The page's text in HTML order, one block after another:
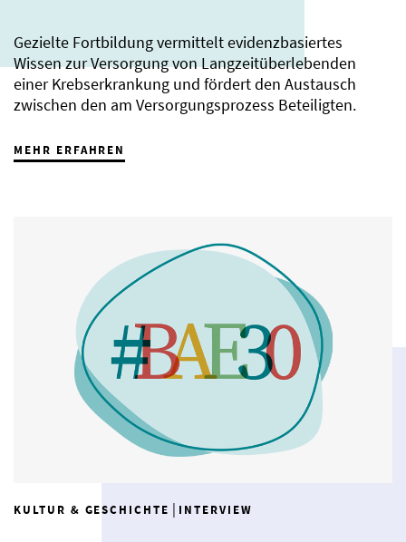
Gezielte Fortbildung vermittelt evidenzbasiertes
Wissen zur Versorgung von Langzeitüberlebenden
einer Krebserkrankung und fördert den Austausch
zwischen den am Versorgungsprozess Beteiligten.
MEHR ERFAHREN
KULTUR & GESCHICHTE | INTERVIEW